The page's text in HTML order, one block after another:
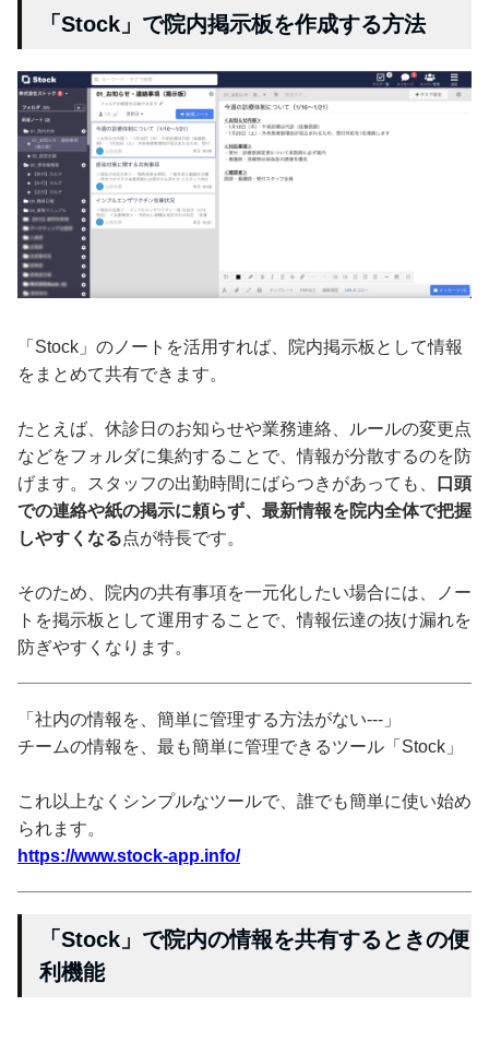
「Stock」で院内掲示板を作成する方法
「Stock」のノートを活用すれば、院内掲示板として情報
をまとめて共有できます。
たとえば、休診日のお知らせや業務連絡、ルールの変更点
などをフォルダに集約することで、情報が分散するのを防
げます。スタッフの出勤時間にばらつきがあっても、
口頭
での連絡や紙の掲示に頼らず、最新情報を院内全体で把握
しやすくなる点が特長です。
そのため、院内の共有事項を一元化したい場合には、ノー
トを掲示板として運用することで、情報伝達の抜け漏れを
防ぎやすくなります。
「社内の情報を、簡単に管理する方法がない---」
チームの情報を、最も簡単に管理できるツール「Stock」
これ以上なくシンプルなツールで、誰でも簡単に使い始め
られます。
https://www.stock-app.info/
「Stock」で院内の情報を共有するときの便
利機能